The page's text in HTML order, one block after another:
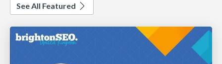
See All Featured